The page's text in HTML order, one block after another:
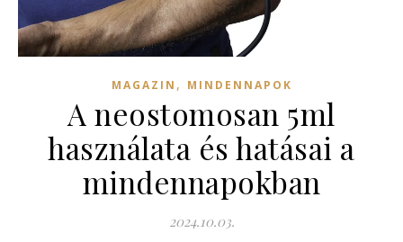
MAGAZIN , MINDENNAPOK
A neostomosan 5ml
használata és hatásai a
mindennapokban
2024.10.03.